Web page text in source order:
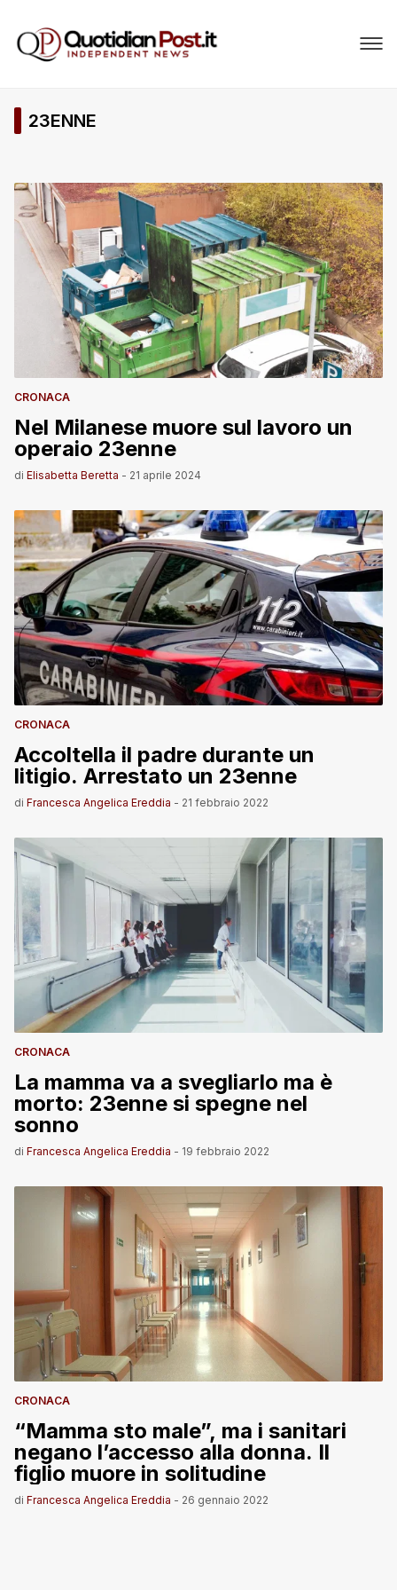
23ENNE
CRONACA
Nel Milanese muore sul lavoro un
operaio 23enne
di Elisabetta Beretta - 21 aprile 2024
CRONACA
Accoltella il padre durante un
litigio. Arrestato un 23enne
di Francesca Angelica Ereddia - 21 febbraio 2022
CRONACA
La mamma va a svegliarlo ma è
morto: 23enne si spegne nel
sonno
di Francesca Angelica Ereddia - 19 febbraio 2022
CRONACA
“Mamma sto male”, ma i sanitari
negano l’accesso alla donna. Il
figlio muore in solitudine
di Francesca Angelica Ereddia - 26 gennaio 2022